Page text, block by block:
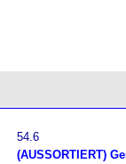
54.6
(AUSSORTIERT)